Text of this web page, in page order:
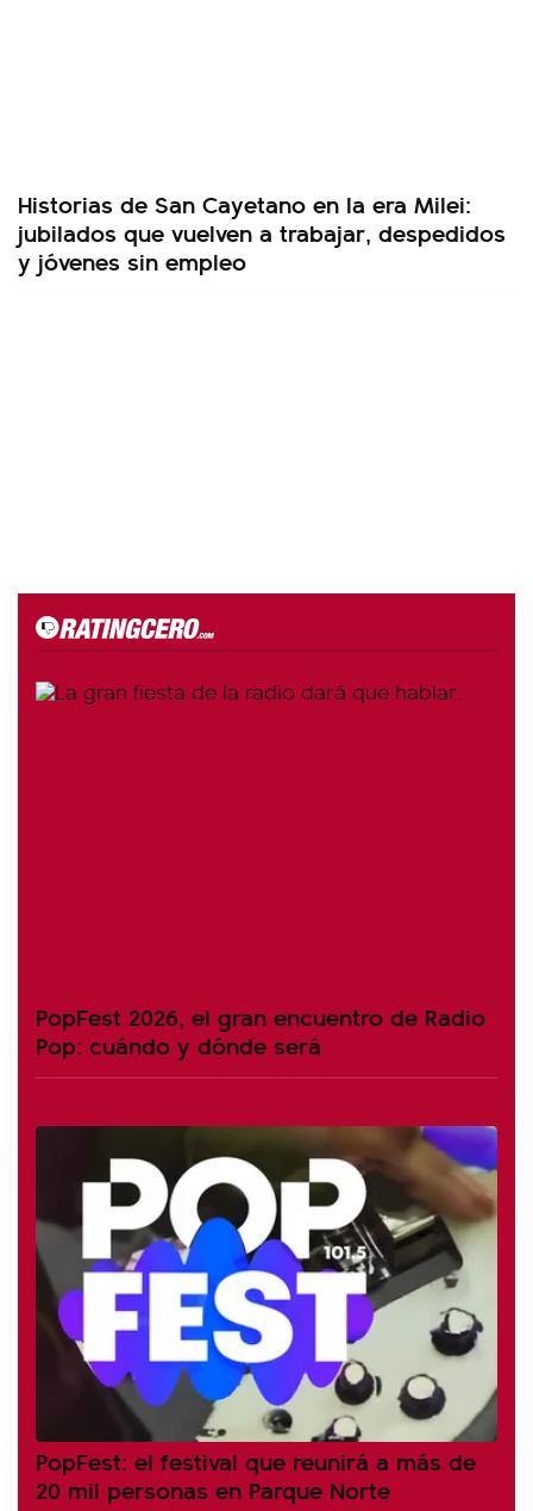
Historias de San Cayetano en la era Milei:
jubilados que vuelven a trabajar, despedidos
y jóvenes sin empleo
PopFest 2026, el gran encuentro de Radio
Pop: cuándo y dónde será
PopFest: el festival que reunirá a más de
20 mil personas en Parque Norte